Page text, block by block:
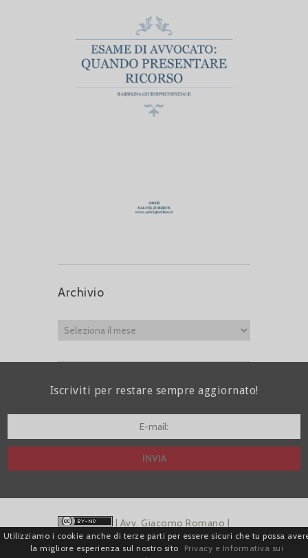
Archivio
Iscriviti per restare sempre aggiornato!
| Avv. Giacomo Romano |
Piazza di Campitelli, 2 - 00186 Roma | P.I.
Utilizziamo i cookie anche di terze parti per essere sicuri che tu possa
la migliore esperienza sul nostro sito
Privacy e Informativa sui